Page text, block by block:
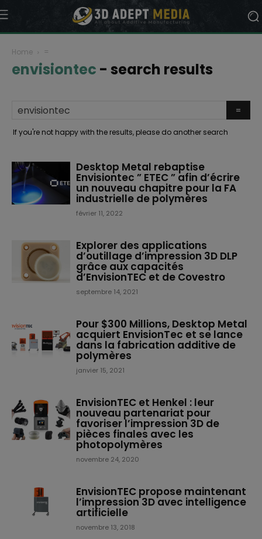
Home =
envisiontec - search results
If you're not happy with the results, please do another search
Desktop Metal rebaptise
Envisiontec ” ETEC ” afin d’écrire
un nouveau chapitre pour la FA
industrielle de polymères
février 11, 2022
Explorer des applications
d’outillage d’impression 3D DLP
grâce aux capacités
d’EnvisionTEC et de Covestro
septembre 14, 2021
Pour $300 Millions, Desktop Metal
acquiert EnvisionTec et se lance
dans la fabrication additive de
polymères
janvier 15, 2021
EnvisionTEC et Henkel : leur
nouveau partenariat pour
favoriser l’impression 3D de
pièces finales avec les
photopolymères
novembre 24, 2020
EnvisionTEC propose maintenant
l’impression 3D avec intelligence
artificielle
novembre 13, 2018